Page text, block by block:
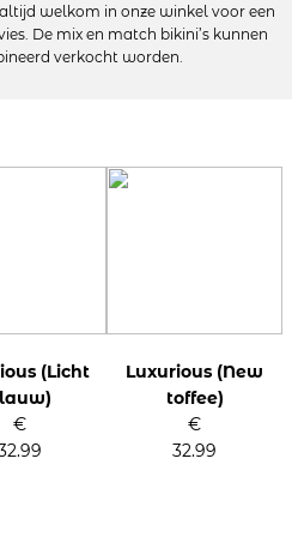
snitten en prachtige kleuren
die net zo uniek zijn als jijzelf!
welkom in onze winkel voor een
De mix en match bikini’s kunnen
verkocht worden.
(Licht
€
Luxurious (New
toffee)
€
32.99